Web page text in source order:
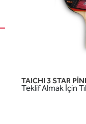
TAICHI 3 STAR
Teklif Almak İçin